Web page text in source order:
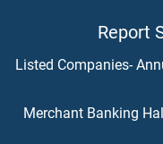
Report
Listed Companies-
Merchant Banking